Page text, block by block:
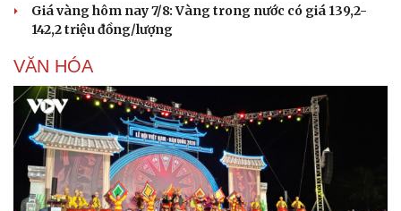
Giá vàng hôm nay 7/8: Vàng trong nước có giá 139,2-
142,2 triệu đồng/lượng
VĂN HÓA